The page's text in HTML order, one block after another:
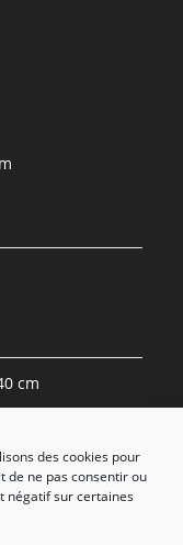
des cookies pour
de ne pas consentir ou
négatif sur certaines
cm